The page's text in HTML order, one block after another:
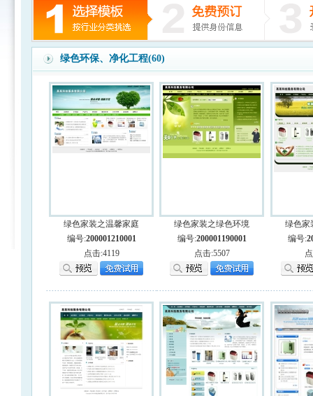
绿色环保、净化工程(60)
绿色家装之温馨家庭
编号:200001210001
点击:4119
绿色家装之绿色环境
编号:200001190001
点击:5507
绿色家
编号: